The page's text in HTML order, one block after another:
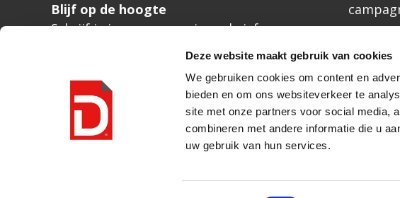
Deze website maakt gebruik van cookies
We gebruiken cookies om content en
bieden en om ons websiteverkeer te
site met onze partners voor social media,
combineren met andere informatie die u
uw gebruik van hun services.
Blijf op de hoogte
Schrijf je in voor onze nieuwsbrief
SSO
ERP